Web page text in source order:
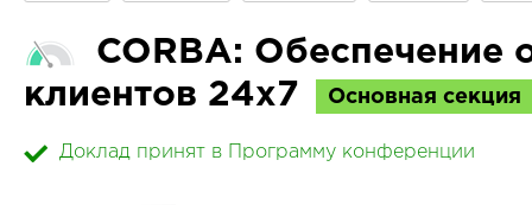
CORBA: Обеспечение
клиентов 24x7
Основная секция
Доклад принят в Программу конференции